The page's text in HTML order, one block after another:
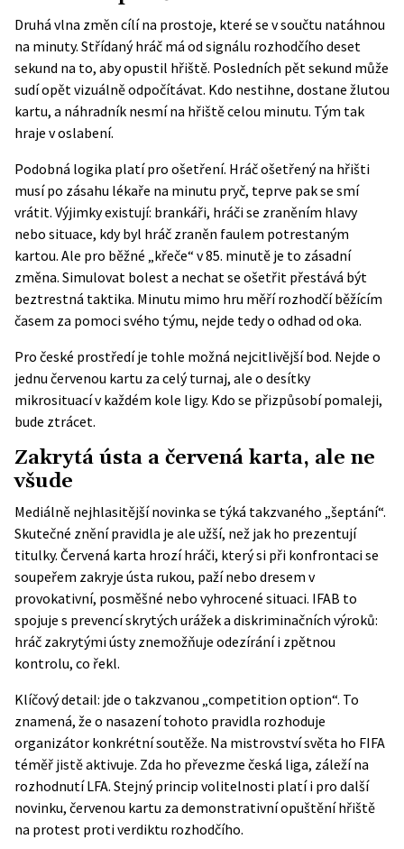
Druhá vlna změn cílí na prostoje, které se v součtu natáhnou
na minuty. Střídaný hráč má od signálu rozhodčího deset
sekund na to, aby opustil hřiště. Posledních pět sekund může
sudí opět vizuálně odpočítávat. Kdo nestihne, dostane žlutou
kartu, a náhradník nesmí na hřiště celou minutu. Tým tak
hraje v oslabení.
Podobná logika platí pro ošetření. Hráč ošetřený na hřišti
musí po zásahu lékaře na minutu pryč, teprve pak se smí
vrátit. Výjimky existují: brankáři, hráči se zraněním hlavy
nebo situace, kdy byl hráč zraněn faulem potrestaným
kartou. Ale pro běžné „křeče“ v 85. minutě je to zásadní
změna. Simulovat bolest a nechat se ošetřit přestává být
beztrestná taktika. Minutu mimo hru měří rozhodčí běžícím
časem za pomoci svého týmu, nejde tedy o odhad od oka.
Pro české prostředí je tohle možná nejcitlivější bod. Nejde o
jednu červenou kartu za celý turnaj, ale o desítky
mikrosituací v každém kole ligy. Kdo se přizpůsobí pomaleji,
bude ztrácet.
Zakrytá ústa a červená karta, ale ne
všude
Mediálně nejhlasitější novinka se týká takzvaného „šeptání“.
Skutečné znění pravidla je ale užší, než jak ho prezentují
titulky. Červená karta hrozí hráči, který si při konfrontaci se
soupeřem zakryje ústa rukou, paží nebo dresem v
provokativní, posměšné nebo vyhrocené situaci. IFAB to
spojuje s prevencí skrytých urážek a diskriminačních výroků:
hráč zakrytými ústy znemožňuje odezírání i zpětnou
kontrolu, co řekl.
Klíčový detail: jde o takzvanou „competition option“. To
znamená, že o nasazení tohoto pravidla rozhoduje
organizátor konkrétní soutěže. Na mistrovství světa ho FIFA
téměř jistě aktivuje. Zda ho převezme česká liga, záleží na
rozhodnutí LFA. Stejný princip volitelnosti platí i pro další
novinku, červenou kartu za demonstrativní opuštění hřiště
na protest proti verdiktu rozhodčího.